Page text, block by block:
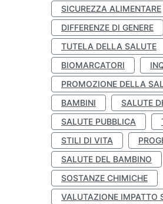
SICUREZZA ALIMENTARE
DIFFERENZE DI GENERE
TUTELA DELLA SALUTE
BIOMARCATORI
PROMOZIONE DELLA
BAMBINI
SALUTE
SALUTE PUBBLICA
STILI DI VITA
SALUTE DEL BAMBINO
SOSTANZE CHIMICHE
VALUTAZIONE IMPATTO